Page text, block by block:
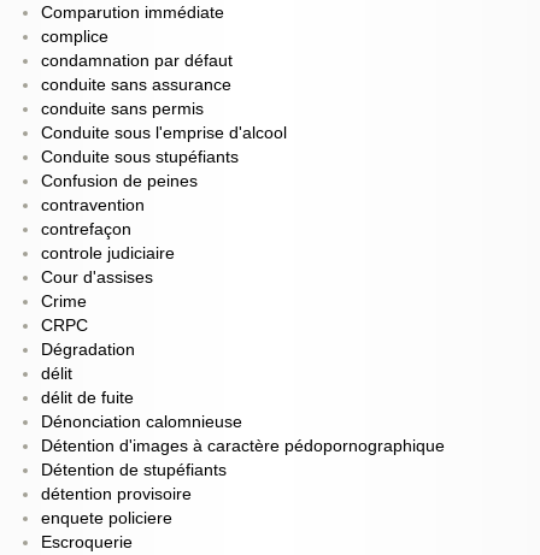
Comparution immédiate
complice
condamnation par défaut
conduite sans assurance
conduite sans permis
Conduite sous l'emprise d'alcool
Conduite sous stupéfiants
Confusion de peines
contravention
contrefaçon
controle judiciaire
Cour d'assises
Crime
CRPC
Dégradation
délit
délit de fuite
Dénonciation calomnieuse
Détention d'images à caractère pédopornographique
Détention de stupéfiants
détention provisoire
enquete policiere
Escroquerie